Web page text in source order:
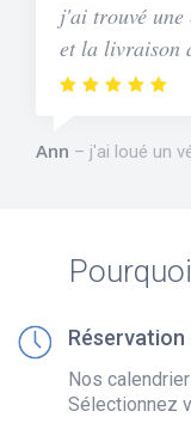
j'ai trouvé une
et la livraison
Ann j'ai loué un
Nos
Sélectionnez